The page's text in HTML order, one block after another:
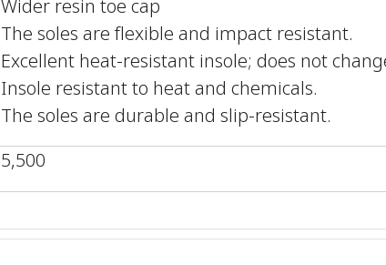
Wider resin toe cap
The soles are flexible and impact resistant.
Excellent heat-resistant insole; does not
Insole resistant to heat and chemicals.
The soles are durable and slip-resistant.
5,500